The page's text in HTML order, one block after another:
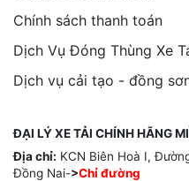
Chính sách thanh toán
Dịch Vụ Đóng Thùng Xe
Dịch vụ cải tạo - đồng
ĐẠI LÝ XE TẢI CHÍNH HÃNG
Địa chỉ: KCN Biên Hoà I,
Đồng Nai->Chỉ đường